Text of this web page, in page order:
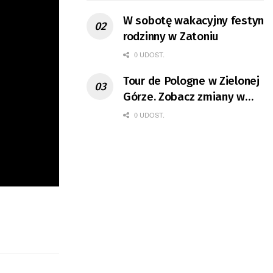
W sobotę wakacyjny festyn
rodzinny w Zatoniu
0 UDOST.
Tour de Pologne w Zielonej
Górze. Zobacz zmiany w
organizacji ruchu
0 UDOST.